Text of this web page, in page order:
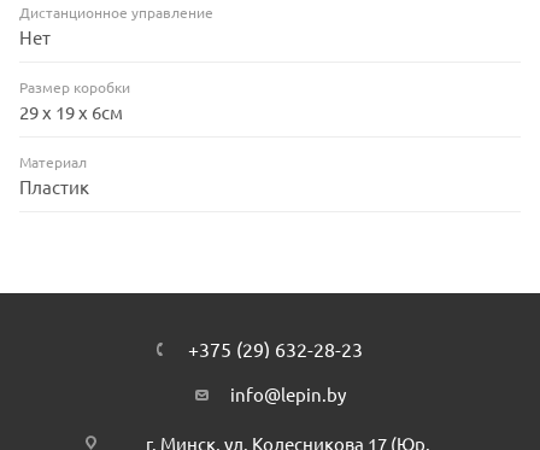
Дистанционное управление
Нет
Размер коробки
29 х 19 х 6см
Материал
Пластик
+375 (29) 632-28-23
info@lepin.by
г. Минск, ул. Колесникова 17 (Юр.